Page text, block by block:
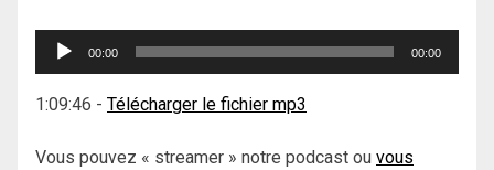
Lecteur
00:00 00:00
1:09:46 - Télécharger le fichier mp3
Vous pouvez « streamer » notre podcast ou vous